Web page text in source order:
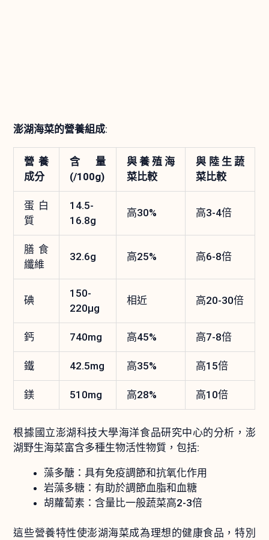
澎湖海菜的營養組成:
營養
成分
含量
(/100g)
與養殖海
菜比較
與陸生蔬
菜比較
蛋白
質
14.5-
16.8g
高30% 高3-4倍
膳食
纖維
32.6g 高25% 高6-8倍
碘
150-
220μg
相近 高20-30倍
鈣 740mg 高45% 高7-8倍
鐵 42.5mg 高35% 高15倍
鎂 510mg 高28% 高10倍
根據國立澎湖科技大學海洋食品研究中心的分析，澎
湖野生海菜富含多種生物活性物質，包括:
藻多醣：具有免疫調節和抗氧化作用
岩藻多糖：有助於調節血脂和血糖
胡蘿蔔素：含量比一般蔬菜高2-3倍
這些營養特性使澎湖海菜成為理想的健康食品，特別